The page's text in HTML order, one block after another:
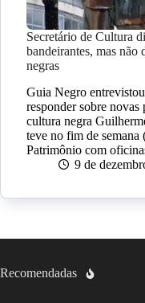
Secretário de Cultura
bandeirantes, mas não
negras
Guia Negro
responder sobre novas
cultura negra
teve no fim de semana
Patrimônio com
9 de
Recomendadas